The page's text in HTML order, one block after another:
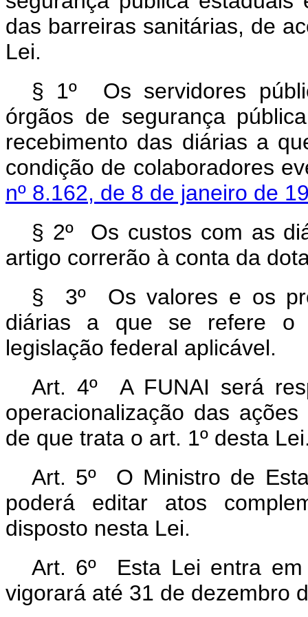
das barreiras sanitárias, de
Lei.
§ 1º Os servidores
órgãos de segurança
recebimento das diárias a
condição de colaboradores
nº 8.162, de 8 de janeiro de
§ 2º Os custos com as
artigo correrão à conta da
§ 3º Os valores e os
diárias a que se refere
legislação federal aplicável.
Art. 4º A FUNAI será
operacionalização das
de que trata o art. 1º desta
Art. 5º O Ministro de
poderá editar atos
disposto nesta Lei.
Art. 6º Esta Lei entra
vigorará até 31 de dezembro